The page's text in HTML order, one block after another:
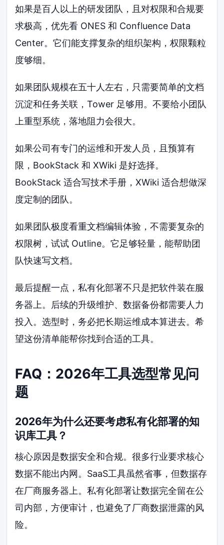
如果是百人以上的研发团队，且对权限和合规要
求极高，优先看 ONES 和 Confluence Data
Center。它们能支撑复杂的组织架构，权限颗粒
度够细。
如果团队规模在五十人左右，只需要简单的文档
沉淀和任务关联，Tower 足够用。不要给小团队
上重型系统，落地阻力会很大。
如果公司有专门的运维和开发人员，且预算有
限，BookStack 和 XWiki 是好选择。
BookStack 适合写技术手册，XWiki 适合想做深
度定制的团队。
如果团队极度看重文档编辑体验，不需要复杂的
权限树，试试 Outline。它足够轻量，能帮助团
队快速写文档。
最后提醒一点，私有化部署不只是把软件装在服
务器上。后续的升级维护、数据备份都需要人力
投入。选型时，务必把长期运维成本算进去。希
望这份清单能帮你找到合适的工具。
FAQ：2026年工具选型常见问
题
2026年为什么还要考虑私有化部署的知
识库工具？
核心原因是数据安全和合规。很多行业要求核心
数据不能出内网。SaaS工具虽然省事，但数据存
在厂商服务器上。私有化部署让数据完全留在公
司内部，方便审计，也避免了厂商数据泄露的风
险。